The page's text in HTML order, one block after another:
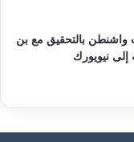
بالتحقيق مع بن
إلى نيويورك